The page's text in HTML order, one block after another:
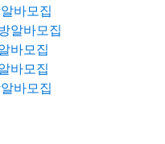
바모집
알바모집
바모집
바모집
바모집